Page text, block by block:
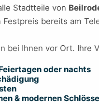
Stadtteile von
bereits am
bei Ihnen vor Ort.
oder nachts
& modernen